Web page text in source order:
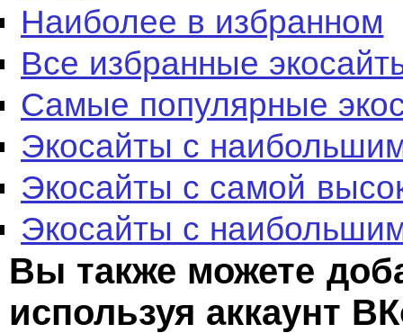
Наиболее в избранном
Все избранные
Самые популярные
Экосайты с
Экосайты с самой
Экосайты с
Вы также можете
используя аккаунт